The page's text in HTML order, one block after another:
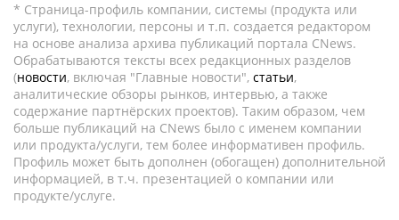
* Страница-профиль компании, системы (продукта или
услуги), технологии, персоны и т.п. создается редактором
на основе анализа архива публикаций портала CNews.
Обрабатываются тексты всех редакционных разделов
(новости, включая "Главные новости", статьи,
аналитические обзоры рынков, интервью, а также
содержание партнёрских проектов). Таким образом, чем
больше публикаций на CNews было с именем компании
или продукта/услуги, тем более информативен профиль.
Профиль может быть дополнен (обогащен) дополнительной
информацией, в т.ч. презентацией о компании или
продукте/услуге.